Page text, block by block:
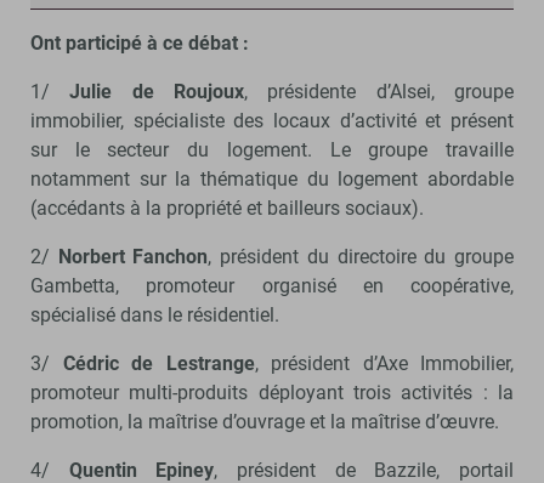
Ont participé à ce débat :
1/Julie de Roujoux, présidente d’Alsei, groupe
immobilier, spécialiste des locaux d’activité et présent
sur le secteur du logement. Le groupe travaille
notamment sur la thématique du logement abordable
(accédants à la propriété et bailleurs sociaux).
2/ Norbert Fanchon, président du directoire du groupe
Gambetta, promoteur organisé en coopérative,
spécialisé dans le résidentiel.
3/ Cédric de Lestrange, président d’Axe Immobilier,
promoteur multi-produits déployant trois activités : la
promotion, la maîtrise d’ouvrage et la maîtrise d’œuvre.
4/ Quentin Epiney, président de Bazzile, portail